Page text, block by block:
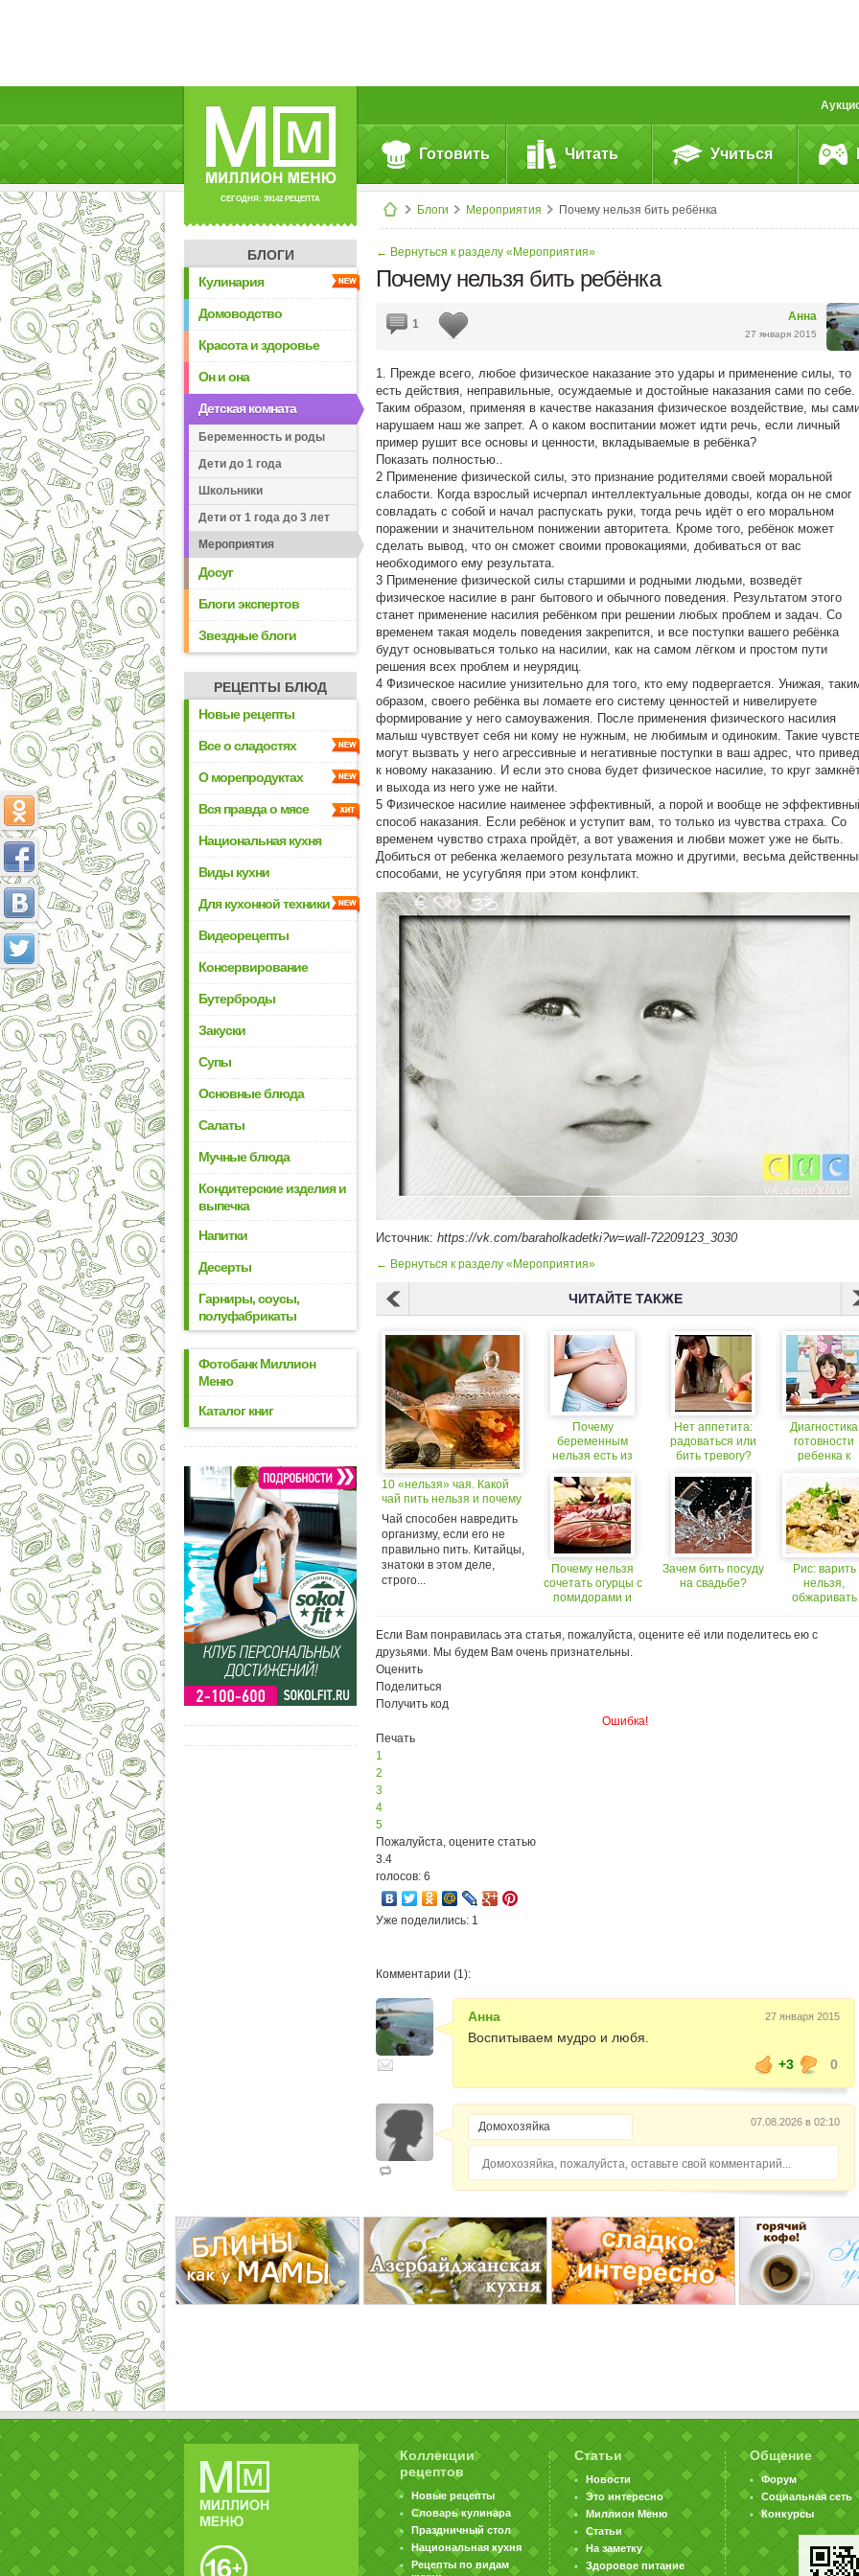
СЕГОДНЯ: 39142 РЕЦЕПТА
Готовить Читать Учиться
Блоги Мероприятия Почему нельзя бить ребёнка
БЛОГИ
Кулинария
Домоводство
Красота и здоровье
Он и она
Детская комната
Беременность и роды
Дети до 1 года
Школьники
Дети от 1 года до 3 лет
Мероприятия
Досуг
Блоги экспертов
Звездные блоги
РЕЦЕПТЫ БЛЮД
Новые рецепты
Все о сладостях
О морепродуктах
Вся правда о мясе
Национальная кухня
Виды кухни
Для кухонной техники
Видеорецепты
Консервирование
Бутерброды
Закуски
Супы
Основные блюда
Салаты
Мучные блюда
Кондитерские изделия и
выпечка
Напитки
Десерты
Гарниры, соусы,
полуфабрикаты
Фотобанк Миллион
Меню
Каталог книг
← Вернуться к разделу «Мероприятия»
Почему нельзя бить ребёнка
Анна
27 января 2015
1
1. Прежде всего, любое физическое наказание это удары и применение силы, то
есть действия, неправильные, осуждаемые и достойные наказания сами по себе.
Таким образом, применяя в качестве наказания физическое воздействие, мы
нарушаем наш же запрет. А о каком воспитании может идти речь, если личный
пример рушит все основы и ценности, вкладываемые в ребёнка?
Показать полностью..
2 Применение физической силы, это признание родителями своей моральной
слабости. Когда взрослый исчерпал интеллектуальные доводы, когда он не смог
совладать с собой и начал распускать руки, тогда речь идёт о его моральном
поражении и значительном понижении авторитета. Кроме того, ребёнок может
сделать вывод, что он сможет своими провокациями, добиваться от вас
необходимого ему результата.
3 Применение физической силы старшими и родными людьми, возведёт
физическое насилие в ранг бытового и обычного поведения. Результатом этого
станет применение насилия ребёнком при решении любых проблем и задач. Со
временем такая модель поведения закрепится, и все поступки вашего ребёнка
будут основываться только на насилии, как на самом лёгком и простом пути
решения всех проблем и неурядиц.
4 Физическое насилие унизительно для того, кто ему подвергается. Унижая,
образом, своего ребёнка вы ломаете его систему ценностей и нивелируете
формирование у него самоуважения. После применения физического насилия
малыш чувствует себя ни кому не нужным, не любимым и одиноким. Такие
могут вызвать у него агрессивные и негативные поступки в ваш адрес, что
к новому наказанию. И если это снова будет физическое насилие, то круг
и выхода из него уже не найти.
5 Физическое насилие наименее эффективный, а порой и вообще не
способ наказания. Если ребёнок и уступит вам, то только из чувства страха. Со
временем чувство страха пройдёт, а вот уважения и любви может уже не быть.
Добиться от ребенка желаемого результата можно и другими, весьма
способами, не усугубляя при этом конфликт.
Источник: https://vk.com/baraholkadetki?w=wall-72209123_3030
← Вернуться к разделу «Мероприятия»
ЧИТАЙТЕ ТАКЖЕ
10 «нельзя» чая. Какой
чай пить нельзя и почему
Чай способен навредить
организму, если его не
правильно пить. Китайцы,
знатоки в этом деле,
строго...
Почему
беременным
нельзя есть из
посуды?
Почему нельзя
сочетать огурцы с
помидорами и
Нет аппетита:
радоваться или
бить тревогу?
Зачем бить посуду
на свадьбе?
Диагностика
готовности
ребенка к
готовность
ребенка к
обучению в
школе.
Рис: варить
нельзя,
обжаривать
Если Вам понравилась эта статья, пожалуйста, оцените её или поделитесь ею с
друзьями. Мы будем Вам очень признательны.
Оценить
Поделиться
Получить код
Ошибка!
Печать
1
2
3
4
5
Пожалуйста, оцените статью
3.4
голосов: 6
Уже поделились: 1
Комментарии (1):
Анна 27 января 2015
Воспитываем мудро и любя.
+3
0
07.08.2026 в 02:10
Домохозяйка, пожалуйста, оставьте свой комментарий...
Коллекции
рецептов
Новые рецепты
Словарь кулинара
Праздничный стол
Национальная кухня
Рецепты по видам
Статьи
Новости
Это интересно
Миллион Меню
Статьи
На заметку
Здоровое питание
Общение
Форум
Социальная сеть
Конкурсы